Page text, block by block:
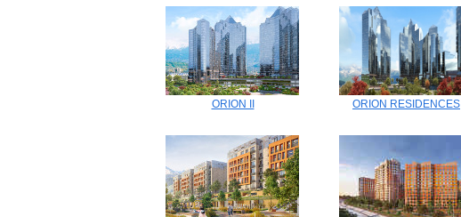
ORION II ORION RESIDENCES